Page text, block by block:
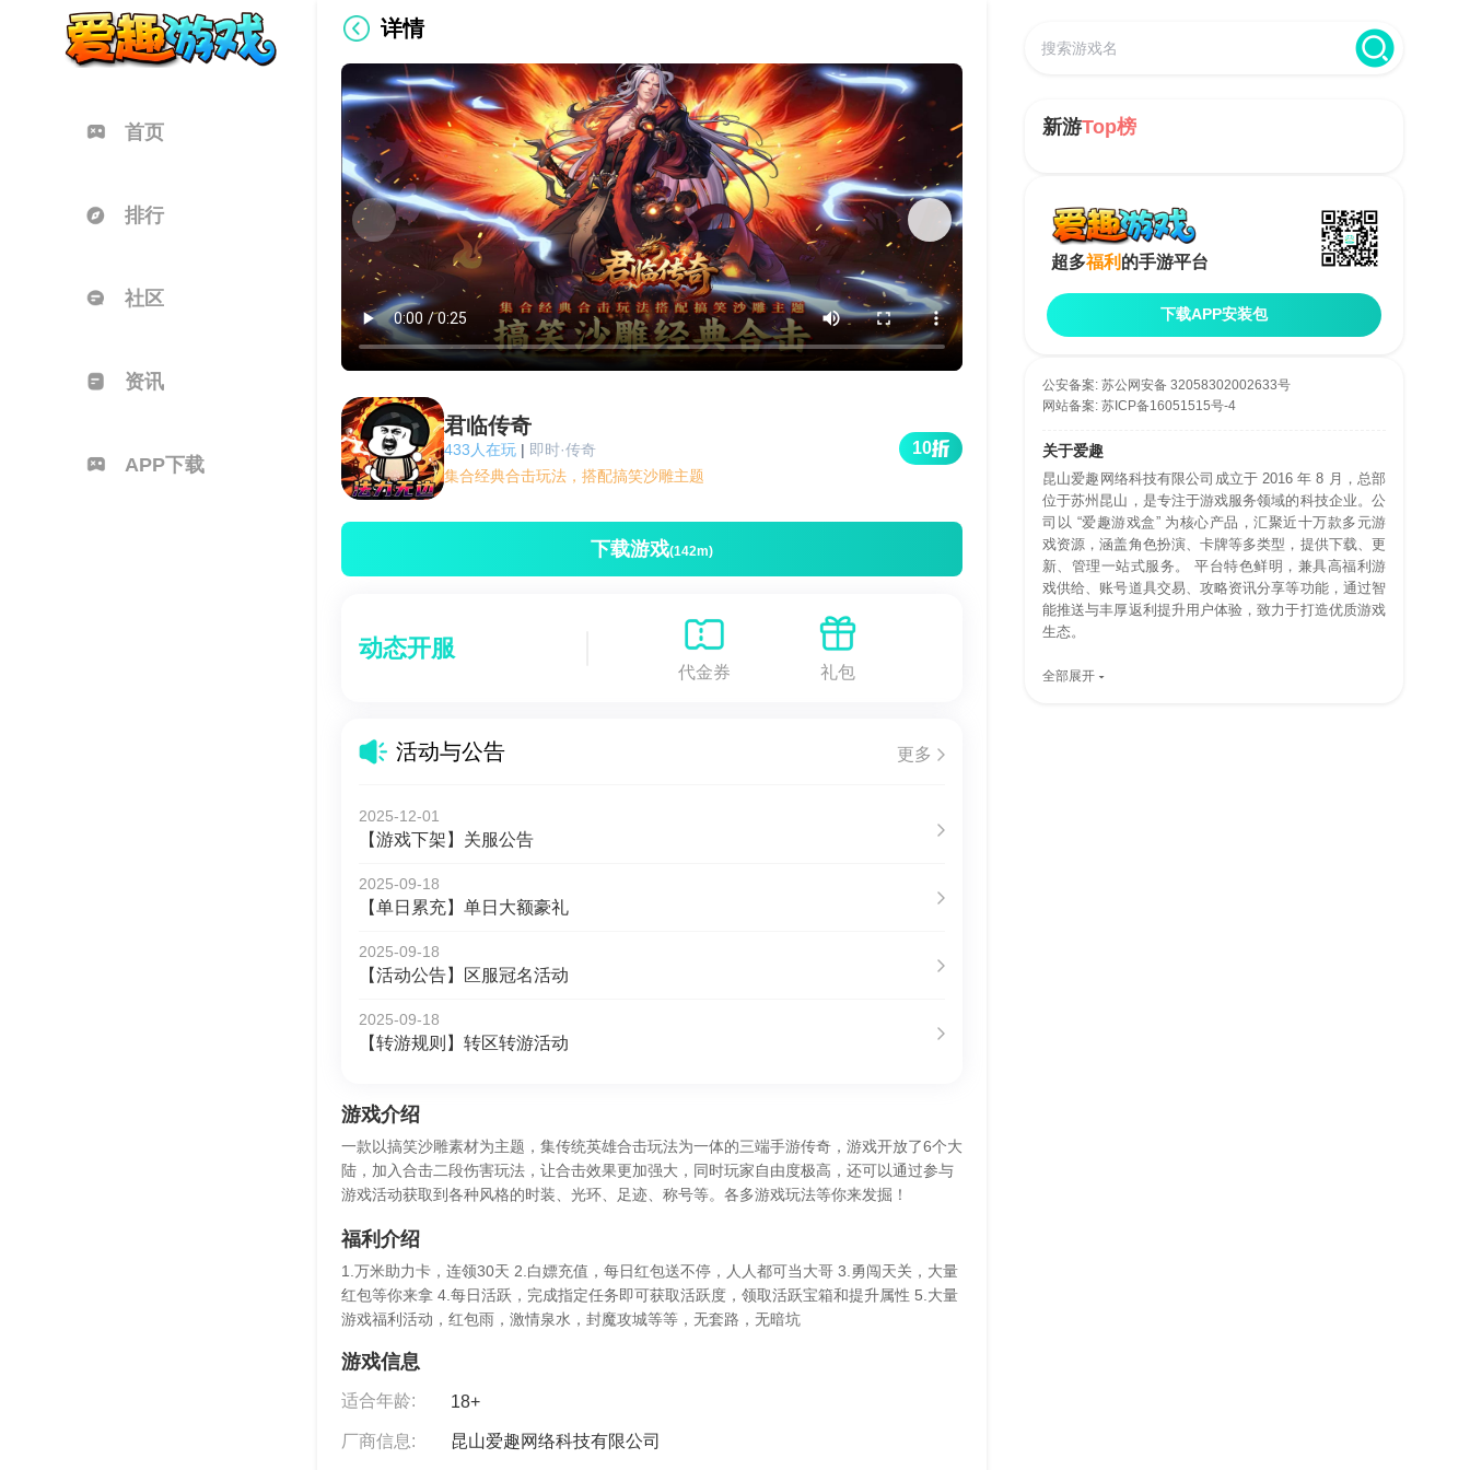
首页
排行
社区
资讯
APP下载
详情
君临传奇
433人在玩 | 即时·传奇
集合经典合击玩法，搭配搞笑沙雕主题
10
下载游戏(142m)
动态开服
代金券 礼包
活动与公告 更多
2025-12-01
【游戏下架】关服公告
2025-09-18
【单日累充】单日大额豪礼
2025-09-18
【活动公告】区服冠名活动
2025-09-18
【转游规则】转区转游活动
游戏介绍
一款以搞笑沙雕素材为主题，集传统英雄合击玩法为一体的三端手游传奇，游戏开放了6个大
陆，加入合击二段伤害玩法，让合击效果更加强大，同时玩家自由度极高，还可以通过参与
游戏活动获取到各种风格的时装、光环、足迹、称号等。各多游戏玩法等你来发掘！
福利介绍
1.万米助力卡，连领30天 2.白嫖充值，每日红包送不停，人人都可当大哥 3.勇闯天关，大量
红包等你来拿 4.每日活跃，完成指定任务即可获取活跃度，领取活跃宝箱和提升属性 5.大量
游戏福利活动，红包雨，激情泉水，封魔攻城等等，无套路，无暗坑
游戏信息
适合年龄: 18+
厂商信息: 昆山爱趣网络科技有限公司
新游Top榜
超多福利 的手游平台
下载APP安装包
公安备案: 苏公网安备 32058302002633号
网站备案: 苏ICP备16051515号-4
关于爱趣
昆山爱趣网络科技有限公司成立于 2016 年 8 月，总部
位于苏州昆山，是专注于游戏服务领域的科技企业。公
司以 “爱趣游戏盒” 为核心产品，汇聚近十万款多元游
戏资源，涵盖角色扮演、卡牌等多类型，提供下载、更
新、管理一站式服务。 平台特色鲜明，兼具高福利游
戏供给、账号道具交易、攻略资讯分享等功能，通过智
能推送与丰厚返利提升用户体验，致力于打造优质游戏
生态。
全部展开